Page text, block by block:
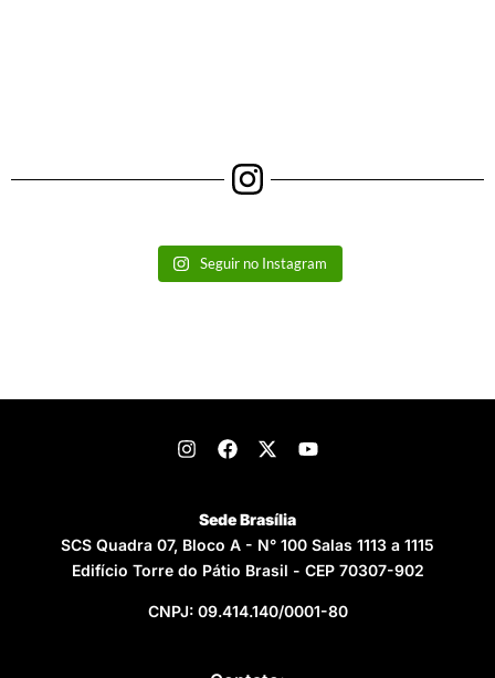
Seguir no Instagram
Sede Brasília
SCS Quadra 07, Bloco A - N° 100 Salas 1113 a 1115
Edifício Torre do Pátio Brasil - CEP 70307-902
CNPJ: 09.414.140/0001-80